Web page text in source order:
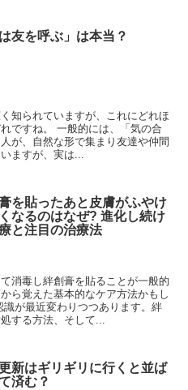
は友を呼ぶ」は本当？
知られていますが、これにどれほ
ですね。 一般的には、「気の合
が、自然な形で集まり友達や仲間
ますが、実は...
を貼ったあと皮膚がふやけ
なるのはなぜ? 進化し続け
と注目の治療法
消毒し絆創膏を貼ることが一般的
ら覚えた基本的なケア方法かもし
が最近変わりつつあります。絆
する方法、そして...
新はギリギリに行くと並ば
済む？